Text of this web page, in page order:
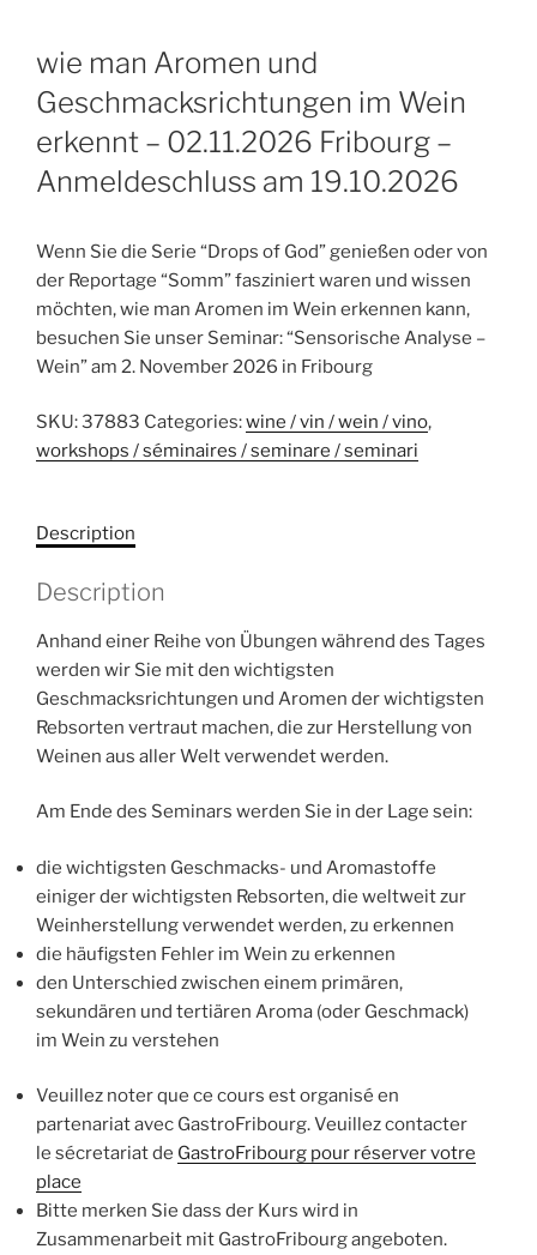
wie man Aromen und
Geschmacksrichtungen im Wein
erkennt – 02.11.2026 Fribourg –
Anmeldeschluss am 19.10.2026
Wenn Sie die Serie “Drops of God” genießen oder von
der Reportage “Somm” fasziniert waren und wissen
möchten, wie man Aromen im Wein erkennen kann,
besuchen Sie unser Seminar: “Sensorische Analyse –
Wein” am 2. November 2026 in Fribourg
SKU:37883 Categories:wine / vin / wein / vino,
workshops / séminaires / seminare / seminari
Description
Description
Anhand einer Reihe von Übungen während des Tages
werden wir Sie mit den wichtigsten
Geschmacksrichtungen und Aromen der wichtigsten
Rebsorten vertraut machen, die zur Herstellung von
Weinen aus aller Welt verwendet werden.
Am Ende des Seminars werden Sie in der Lage sein:
die wichtigsten Geschmacks- und Aromastoffe
einiger der wichtigsten Rebsorten, die weltweit zur
Weinherstellung verwendet werden, zu erkennen
die häufigsten Fehler im Wein zu erkennen
den Unterschied zwischen einem primären,
sekundären und tertiären Aroma (oder Geschmack)
im Wein zu verstehen
Veuillez noter que ce cours est organisé en
partenariat avec GastroFribourg. Veuillez contacter
le sécretariat de GastroFribourg pour réserver votre
place
Bitte merken Sie dass der Kurs wird in
Zusammenarbeit mit GastroFribourg angeboten.